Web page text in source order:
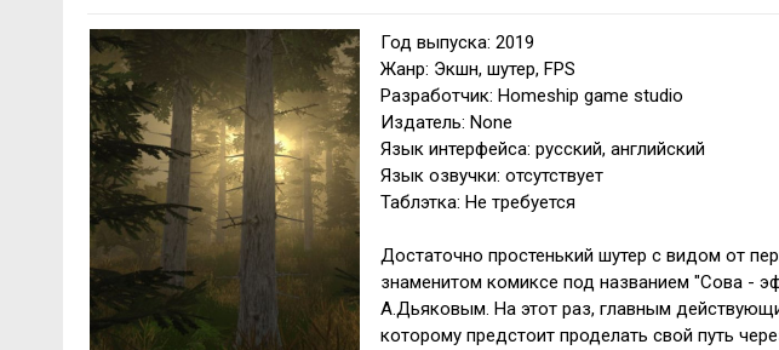
Год выпуска: 2019
Жанр: Экшн, шутер, FPS
Разработчик: Homeship game studio
Издатель: None
Язык интерфейса: русский, английский
Язык озвучки: отсутствует
Таблэтка: Не требуется
Достаточно простенький шутер с видом от
знаменитом комиксе под названием "Сова -
А.Дьяковым. На этот раз, главным
которому предстоит проделать свой путь